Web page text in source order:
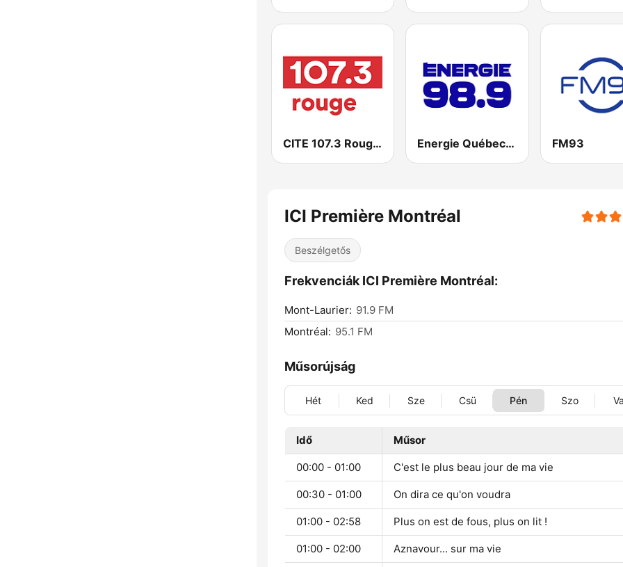
CITE 107.3 Rouge FM Energie Québec 98.9 FM FM93
ICI Première Montréal
Beszélgetős
Frekvenciák ICI Première Montréal:
Mont-Laurier: 91.9 FM
Montréal: 95.1 FM
Műsorújság
Hét Ked Sze Csü Pén Szo
Idő Műsor
00:00 - 01:00 C'est le plus beau jour de ma vie
00:30 - 01:00 On dira ce qu'on voudra
01:00 - 02:58 Plus on est de fous, plus on lit !
01:00 - 02:00 Aznavour... sur ma vie